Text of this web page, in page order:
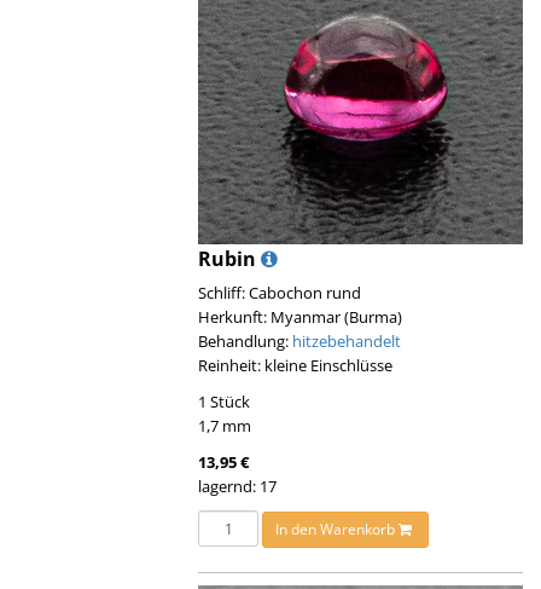
Rubin
Schliff: Cabochon rund
Herkunft: Myanmar (Burma)
Behandlung: hitzebehandelt
Reinheit: kleine Einschlüsse
1 Stück
1,7 mm
13,95 €
lagernd: 17
In den Warenkorb